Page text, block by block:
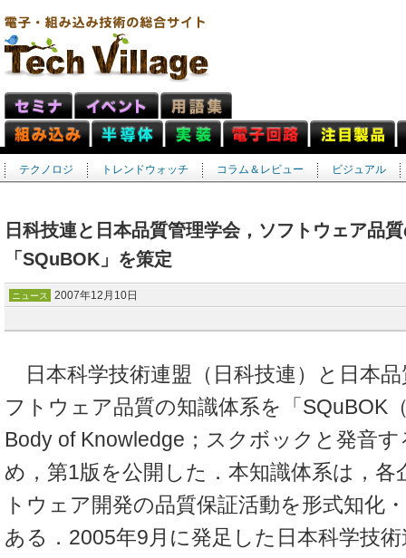
テクノロジ トレンドウォッチ コラム＆レビュー ビジュアル
日科技連と日本品質管理学会，ソフトウェア品
「SQuBOK」を策定
ニュース 2007年12月10日
日本科学技術連盟（日科技連）と日本
フトウェア品質の知識体系を「SQuBOK
Body of Knowledge；スクボックと発音
め，第1版を公開した．本知識体系は，
トウェア開発の品質保証活動を形式知化
ある．2005年9月に発足した日本科学技